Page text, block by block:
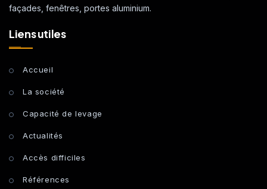
façades, fenêtres, portes aluminium.
Liens utiles
Accueil
La société
Capacité de levage
Actualités
Accès difficiles
Références